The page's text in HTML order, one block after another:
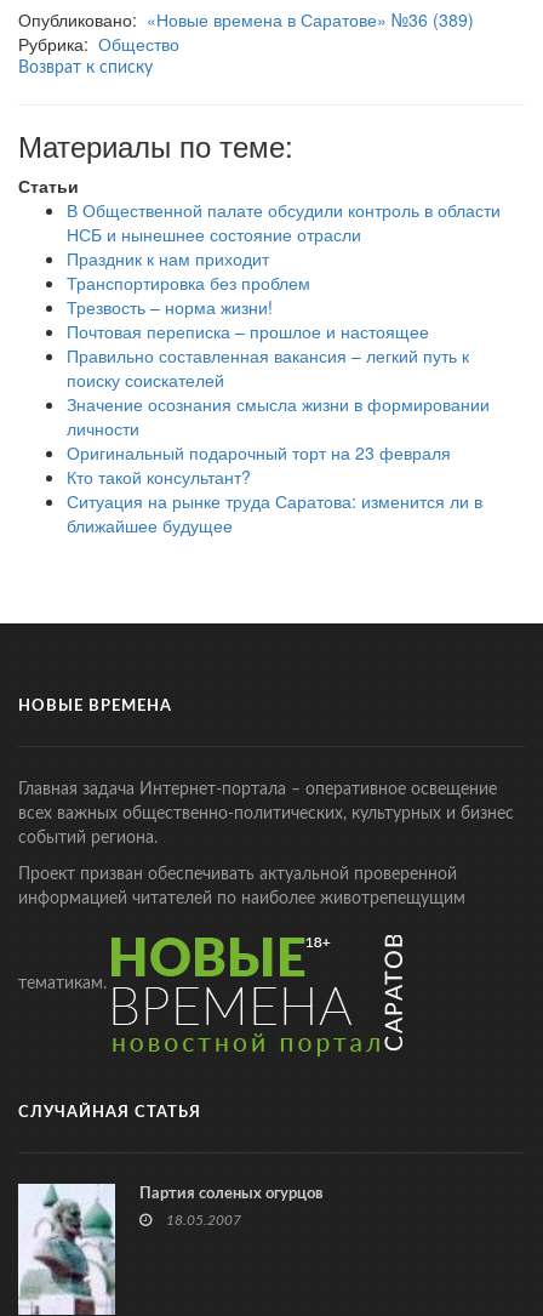
Опубликовано: «Новые времена в Саратове» №36 (389)
Рубрика: Общество
Возврат к списку
Материалы по теме:
Статьи
В Общественной палате обсудили контроль в области
НСБ и нынешнее состояние отрасли
Праздник к нам приходит
Транспортировка без проблем
Трезвость – норма жизни!
Почтовая переписка – прошлое и настоящее
Правильно составленная вакансия – легкий путь к
поиску соискателей
Значение осознания смысла жизни в формировании
личности
Оригинальный подарочный торт на 23 февраля
Кто такой консультант?
Ситуация на рынке труда Саратова: изменится ли в
ближайшее будущее
НОВЫЕ ВРЕМЕНА
Главная задача Интернет-портала – оперативное освещение
всех важных общественно-политических, культурных и бизнес
событий региона.
Проект призван обеспечивать актуальной проверенной
информацией читателей по наиболее животрепещущим
тематикам.
СЛУЧАЙНАЯ СТАТЬЯ
Партия соленых огурцов
18.05.2007